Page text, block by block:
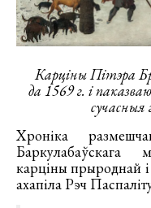
Карціны Пітэра
да 1569 г. і
сучасныя
Хроніка
карціны прыроднай
ахапіла Рэч